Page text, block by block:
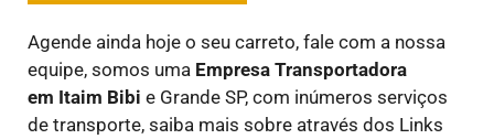
Agende ainda hoje o seu carreto, fale com a nossa
equipe, somos uma Empresa Transportadora
em Itaim Bibi e Grande SP, com inúmeros serviços
de transporte, saiba mais sobre através dos Links